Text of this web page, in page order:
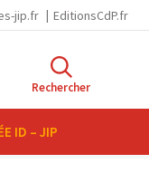
jip.fr EditionsCdP.fr
Rechercher
ID – JIP